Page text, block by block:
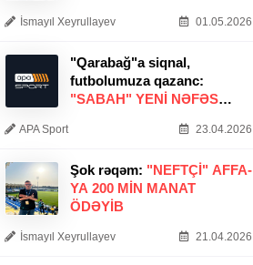
İsmayıl Xeyrullayev 01.05.2026
"Qarabağ"a siqnal,
futbolumuza qazanc:
"SABAH" YENI NƏFƏS
APA Sport 23.04.2026
Şok rəqəm: "NEFTÇI" AFFA-
YA 200 MIN MANAT
ÖDƏYIB
İsmayıl Xeyrullayev 21.04.2026